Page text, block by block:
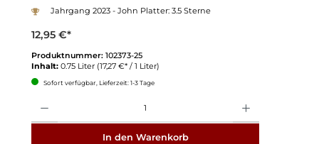
Jahrgang 2023 - John Platter: 3.5 Sterne
12,95 €*
Produktnummer: 102373-25
Inhalt: 0.75 Liter (17,27 €* / 1 Liter)
Sofort verfügbar, Lieferzeit: 1-3 Tage
In den Warenkorb